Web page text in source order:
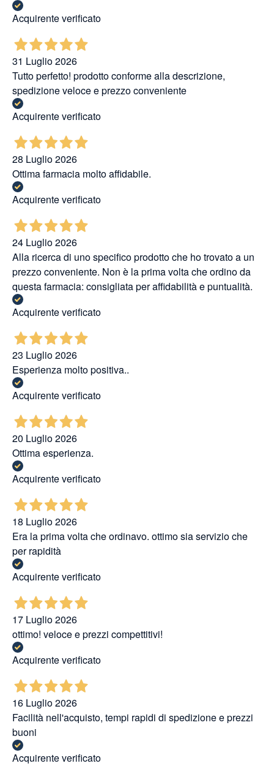
Acquirente verificato
31 Luglio 2026
Tutto perfetto! prodotto conforme alla descrizione,
spedizione veloce e prezzo conveniente
Acquirente verificato
28 Luglio 2026
Ottima farmacia molto affidabile.
Acquirente verificato
24 Luglio 2026
Alla ricerca di uno specifico prodotto che ho trovato a un
prezzo conveniente. Non è la prima volta che ordino da
questa farmacia: consigliata per affidabilità e puntualità.
Acquirente verificato
23 Luglio 2026
Esperienza molto positiva..
Acquirente verificato
20 Luglio 2026
Ottima esperienza.
Acquirente verificato
18 Luglio 2026
Era la prima volta che ordinavo. ottimo sia servizio che
per rapidità
Acquirente verificato
17 Luglio 2026
ottimo! veloce e prezzi compettitivi!
Acquirente verificato
16 Luglio 2026
Facilità nell'acquisto, tempi rapidi di spedizione e prezzi
buoni
Acquirente verificato